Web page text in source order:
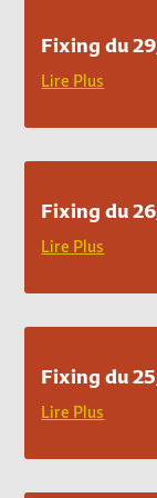
Fixing du
Lire Plus
Fixing du
Lire Plus
Fixing du
Lire Plus